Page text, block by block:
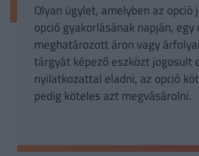
Olyan ügylet, amelyben az opció
opció gyakorlásának napján, egy
meghatározott áron vagy
tárgyát képező eszközt jogosult
nyilatkozattal eladni, az opció
pedig köteles azt megvásárolni.